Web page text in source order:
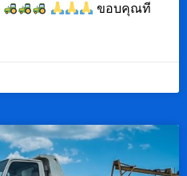
ขอบคุณที